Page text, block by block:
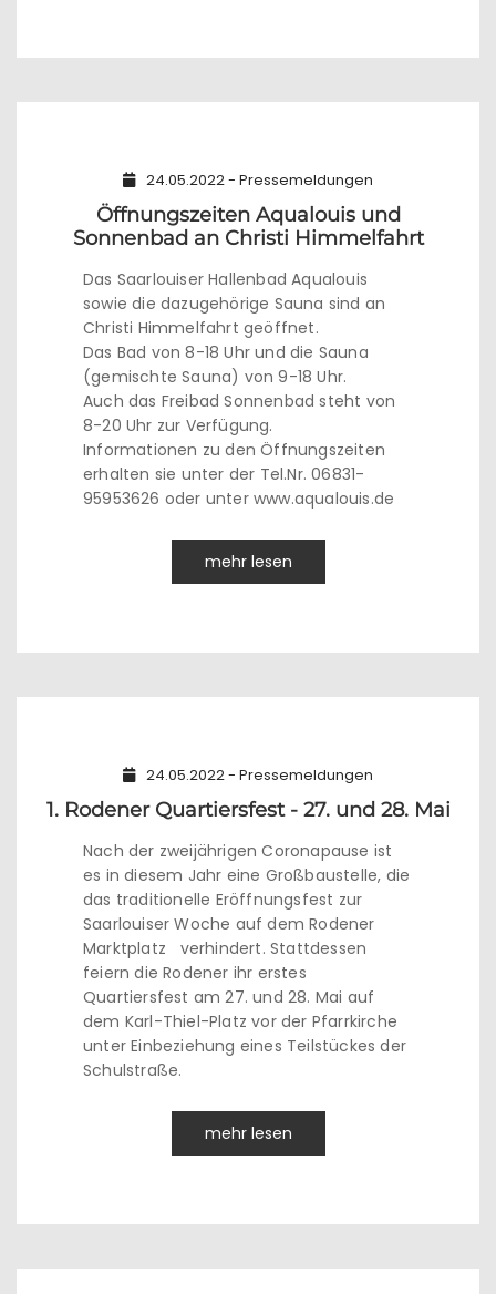
24.05.2022 - Pressemeldungen
Öffnungszeiten Aqualouis und
Sonnenbad an Christi Himmelfahrt
Das Saarlouiser Hallenbad Aqualouis
sowie die dazugehörige Sauna sind an
Christi Himmelfahrt geöffnet.
Das Bad von 8-18 Uhr und die Sauna
(gemischte Sauna) von 9-18 Uhr.
Auch das Freibad Sonnenbad steht von
8-20 Uhr zur Verfügung.
Informationen zu den Öffnungszeiten
erhalten sie unter der Tel.Nr. 06831-
95953626 oder unter www.aqualouis.de
mehr lesen
24.05.2022 - Pressemeldungen
1. Rodener Quartiersfest - 27. und 28. Mai
Nach der zweijährigen Coronapause ist
es in diesem Jahr eine Großbaustelle, die
das traditionelle Eröffnungsfest zur
Saarlouiser Woche auf dem Rodener
Marktplatz verhindert. Stattdessen
feiern die Rodener ihr erstes
Quartiersfest am 27. und 28. Mai auf
dem Karl-Thiel-Platz vor der Pfarrkirche
unter Einbeziehung eines Teilstückes der
Schulstraße.
mehr lesen